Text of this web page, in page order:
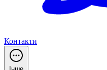
Контакти